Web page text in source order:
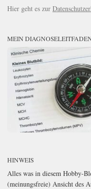
Hier geht es zur
MEIN
HINWEIS
Alles was in diesem Hobby-
(meinungsfreie) Ansicht des